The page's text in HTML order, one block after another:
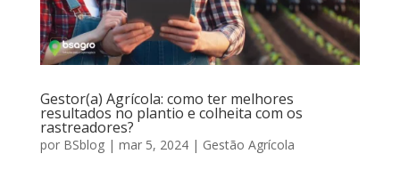
Gestor(a) Agrícola: como ter melhores
resultados no plantio e colheita com os
rastreadores?
por BSblog| mar 5, 2024| Gestão Agrícola